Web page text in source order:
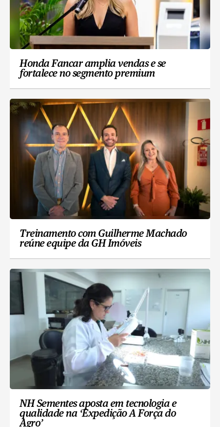
Honda Fancar amplia vendas e se
fortalece no segmento premium
Treinamento com Guilherme Machado
reúne equipe da GH Imóveis
NH Sementes aposta em tecnologia e
qualidade na ‘Expedição A Força do
Agro’